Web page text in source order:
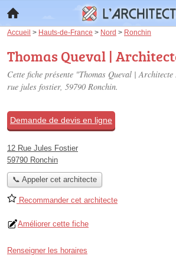
Accueil > Hauts-de-France > Nord > Ronchin
Thomas Queval |
Cette fiche présente "Thomas Queval |
rue jules fostier, 59790 Ronchin.
Demande de devis en ligne
12 Rue Jules Fostier
59790 Ronchin
📞 Appeler cet architecte
Recommander cet architecte
Améliorer cette fiche
Renseigner les horaires